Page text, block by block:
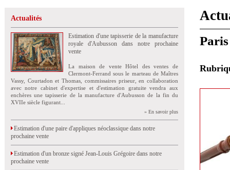
Actualités
Estimation d'une tapisserie de la manufacture
royale d'Aubusson dans notre prochaine
vente
La maison de vente Hôtel des ventes de
Clermont-Ferrand sous le marteau de Maîtres
Vassy, Courtadon et Thomas, commissaires priseur, en collaboration
avec notre cabinet d'expertise et d'estimation gratuite vendra aux
enchères une tapisserie de la manufacture d'Aubusson de la fin du
XVIIe siècle figurant...
» En savoir plus
Estimation d'une paire d'appliques néoclassique dans notre
prochaine vente
Estimation d'un bronze signé Jean-Louis Grégoire dans notre
prochaine vente
Paris